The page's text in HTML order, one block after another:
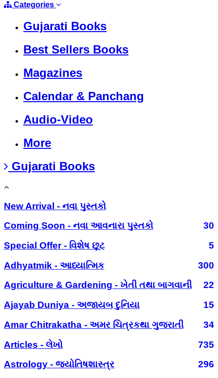
Categories
Gujarati Books
Best Sellers Books
Magazines
Calendar & Panchang
Audio-Video
More
Gujarati Books
New Arrival - નવા પુસ્તકો
Coming Soon - નવા આવનારા પુસ્તકો
30
Special Offer - વિશેષ છૂટ
5
Adhyatmik - આધ્યાત્મિક
300
Agriculture & Gardening - ખેતી તથા બાગવાની
22
Ajayab Duniya - અજાયબ દુનિયા
15
Amar Chitrakatha - અમર ચિત્રકથા ગુજરાતી
34
Articles - લેખો
735
Astrology - જ્યોતિષશાસ્ત્ર
296